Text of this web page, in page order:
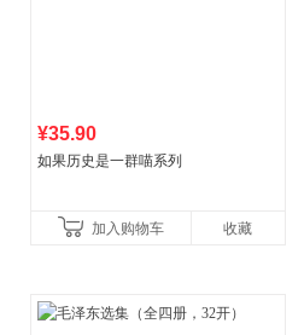
¥35.90
如果历史是一群喵系列
加入购物车 收藏